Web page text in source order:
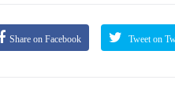
Share on Facebook Tweet on